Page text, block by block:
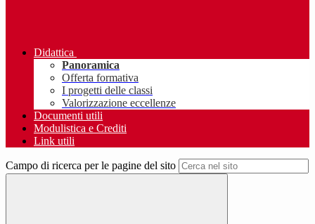
Didattica
Panoramica
Offerta formativa
I progetti delle classi
Valorizzazione eccellenze
Documenti utili
Modulistica e Crediti
Link utili
Campo di ricerca per le pagine del sito